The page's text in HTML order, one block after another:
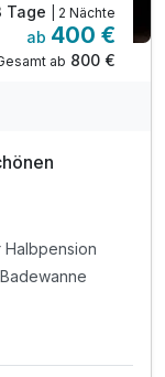
Tage | 2 Nächte
ab 400 €
ab 800 €
Halbpension